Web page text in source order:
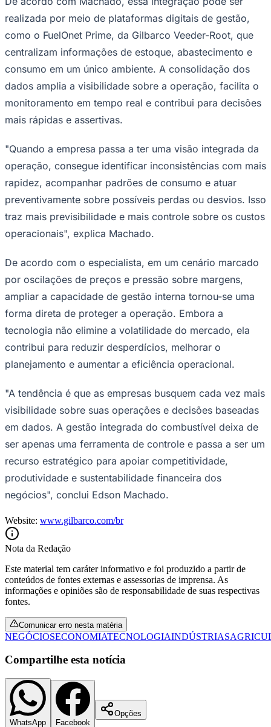
São Paulo
Santos
realizada por meio de plataformas digitais de gestão,
como o FuelOnet Prime, da Gilbarco Veeder-Root, que
centralizam informações de estoque, abastecimento e
consumo em um único ambiente. A consolidação dos
dados amplia a visibilidade sobre a operação, facilita o
monitoramento em tempo real e contribui para decisões
mais rápidas e assertivas.
"Quando a empresa passa a ter uma visão integrada da
operação, consegue identificar inconsistências com mais
rapidez, acompanhar padrões de consumo e atuar
preventivamente sobre possíveis perdas ou desvios. Isso
traz mais previsibilidade e mais controle sobre os custos
operacionais", explica Machado.
De acordo com o especialista, em um cenário marcado
por oscilações de preços e pressão sobre margens,
ampliar a capacidade de gestão interna tornou-se uma
forma direta de proteger a operação. Embora a
tecnologia não elimine a volatilidade do mercado, ela
contribui para reduzir desperdícios, melhorar o
planejamento e aumentar a eficiência operacional.
"A tendência é que as empresas busquem cada vez mais
visibilidade sobre suas operações e decisões baseadas
em dados. A gestão integrada do combustível deixa de
ser apenas uma ferramenta de controle e passa a ser um
recurso estratégico para apoiar competitividade,
produtividade e sustentabilidade financeira dos
negócios", conclui Edson Machado.
Website: www.gilbarco.com/br
Nota da Redação
Este material tem caráter informativo e foi produzido a partir de
conteúdos de fontes externas e assessorias de imprensa. As
informações e opiniões são de responsabilidade de suas respectivas
fontes.
Comunicar erro nesta matéria
NEGÓCIOSECONOMIATECNOLOGIAINDÚSTRIAS
Compartilhe esta notícia
WhatsApp Facebook
Opções